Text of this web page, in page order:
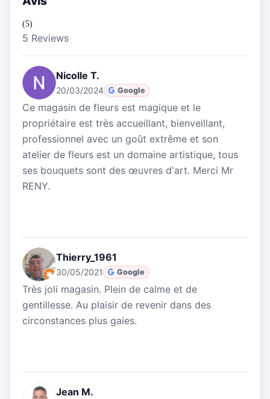
(5)
5 Reviews
Nicolle T.
20/03/2024 Google
Ce magasin de fleurs est magique et le
propriétaire est très accueillant, bienveillant,
professionnel avec un goût extrême et son
atelier de fleurs est un domaine artistique, tous
ses bouquets sont des œuvres d'art. Merci Mr
RENY.
Thierry_1961
30/05/2021 Google
Très joli magasin. Plein de calme et de
gentillesse. Au plaisir de revenir dans des
circonstances plus gaies.
Jean M.